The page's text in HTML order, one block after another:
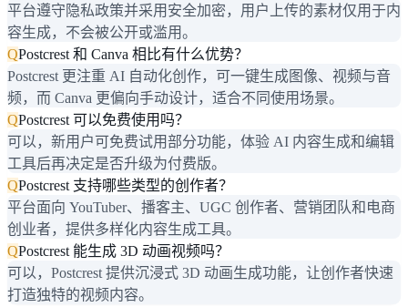
平台遵守隐私政策并采用安全加密，用户上传的素材仅用于内
容生成，不会被公开或滥用。
QPostcrest 和 Canva 相比有什么优势？
Postcrest 更注重 AI 自动化创作，可一键生成图像、视频与音
频，而 Canva 更偏向手动设计，适合不同使用场景。
QPostcrest 可以免费使用吗？
可以，新用户可免费试用部分功能，体验 AI 内容生成和编辑
工具后再决定是否升级为付费版。
QPostcrest 支持哪些类型的创作者？
平台面向 YouTuber、播客主、UGC 创作者、营销团队和电商
创业者，提供多样化内容生成工具。
QPostcrest 能生成 3D 动画视频吗？
可以，Postcrest 提供沉浸式 3D 动画生成功能，让创作者快速
打造独特的视频内容。